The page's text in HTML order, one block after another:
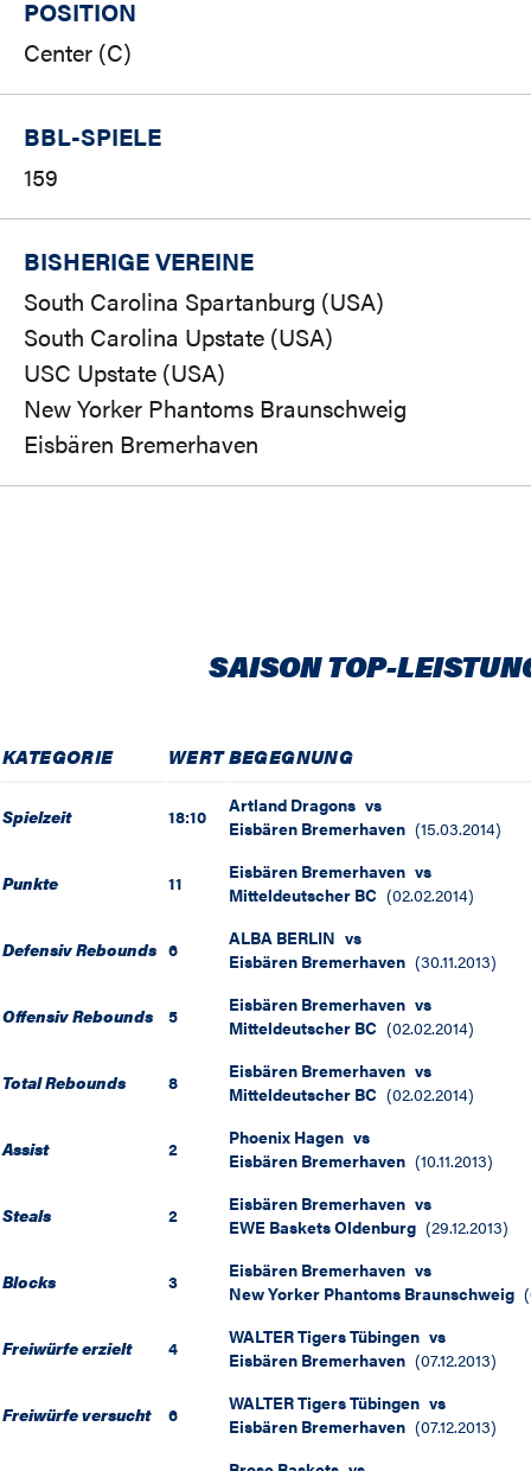
POSITION
Center (C)
BBL-SPIELE
159
BISHERIGE VEREINE
South Carolina Spartanburg (USA)
South Carolina Upstate (USA)
USC Upstate (USA)
New Yorker Phantoms Braunschweig
Eisbären Bremerhaven
SAISON TOP-
KATEGORIE WERTBEGEGNUNG
Spielzeit 18:10 Artland Dragons vs
Eisbären Bremerhaven (15.03.2014)
Punkte 11 Eisbären Bremerhaven vs
Mitteldeutscher BC (02.02.2014)
Defensiv Rebounds 6 ALBA BERLIN vs
Eisbären Bremerhaven (30.11.2013)
Offensiv Rebounds 5 Eisbären Bremerhaven vs
Mitteldeutscher BC (02.02.2014)
Total Rebounds 8 Eisbären Bremerhaven vs
Mitteldeutscher BC (02.02.2014)
Assist 2 Phoenix Hagen vs
Eisbären Bremerhaven (10.11.2013)
Steals 2 Eisbären Bremerhaven vs
EWE Baskets Oldenburg (29.12.2013)
Blocks 3 Eisbären Bremerhaven vs
New Yorker Phantoms Braunschweig (
Freiwürfe erzielt 4 WALTER Tigers Tübingen vs
Eisbären Bremerhaven (07.12.2013)
Freiwürfe versucht 6 WALTER Tigers Tübingen vs
Eisbären Bremerhaven (07.12.2013)